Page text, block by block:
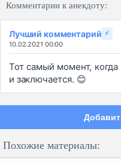
Комментарии к анекдоту:
Лучший комментарий ⚡
10.02.2021 00:00
Тот самый момент,
и заключается. 😊
Похожие материалы: